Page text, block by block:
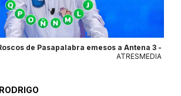
de Pasapalabra emesos a Antena 3 -
ATRESMEDIA